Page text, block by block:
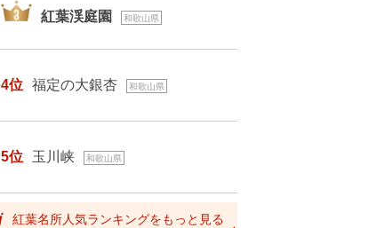
3位
紅葉渓庭園 和歌山県
4位 福定の大銀杏 和歌山県
5位 玉川峡 和歌山県
紅葉名所人気ランキングをもっと見る